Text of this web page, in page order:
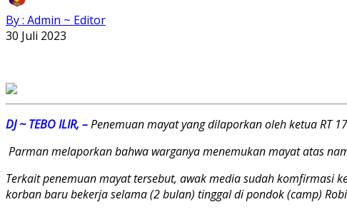
By : Admin ~ Editor
30 Juli 2023
DJ ~ TEBO ILIR, –Penemuan mayat yang dilaporkan oleh ketua RT
Parman melaporkan bahwa warganya menemukan mayat atas
Terkait penemuan mayat tersebut, awak media sudah komfirmasi
korban baru bekerja selama (2 bulan) tinggal di pondok (camp)